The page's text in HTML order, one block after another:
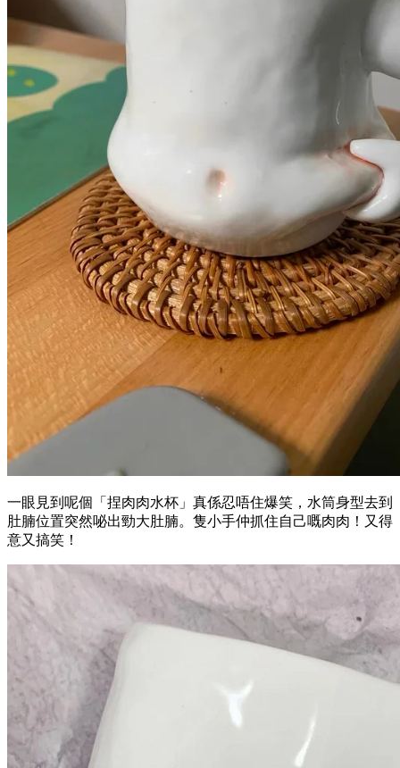
一眼見到呢個「捏肉肉水杯」真係忍唔住爆笑，水筒身型去到
肚腩位置突然咇出勁大肚腩。隻小手仲抓住自己嘅肉肉！又得
意又搞笑！